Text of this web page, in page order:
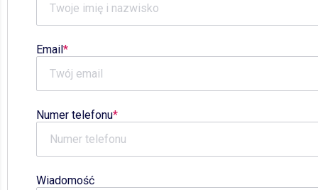
Email
Numer telefonu
Wiadomość